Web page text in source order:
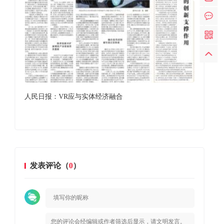
人民日报：VR应与实体经济融合
发表评论（0）